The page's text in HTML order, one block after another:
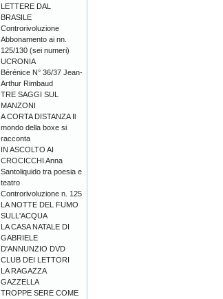
LETTERE DAL
BRASILE
Controrivoluzione
Abbonamento ai nn.
125/130 (sei numeri)
UCRONIA
Bérénice N° 36/37 Jean-
Arthur Rimbaud
TRE SAGGI SUL
MANZONI
A CORTA DISTANZA Il
mondo della boxe si
racconta
IN ASCOLTO AI
CROCICCHI Anna
Santoliquido tra poesia e
teatro
Controrivoluzione n. 125
LA NOTTE DEL FUMO
SULL'ACQUA
LA CASA NATALE DI
GABRIELE
D'ANNUNZIO DVD
CLUB DEI LETTORI
LA RAGAZZA
GAZZELLA
TROPPE SERE COME